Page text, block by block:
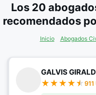
Los 20
recomendados
Inicio Abogados
GALVIS